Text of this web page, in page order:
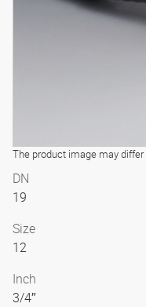
The product image may differ
DN
19
Size
12
Inch
3/4″